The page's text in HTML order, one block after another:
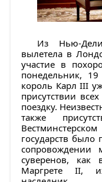
Из Нью-
вылетела в
участие в
понедельник,
король Карл III
присутствии
поездку.
также
государств было
сопровождении
суверенов, как
Маргрете II,